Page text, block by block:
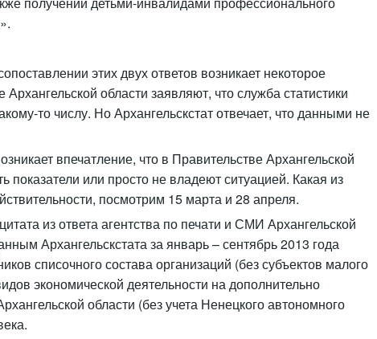
этих двух ответов возникает некоторое
области заявляют, что служба статистики
то числу. Но Архангельскстат отвечает, что данными не
впечатление, что в Правительстве Архангельской
показатели или просто не владеют ситуацией. Какая из
посмотрим 15 марта и 28 апреля.
из ответа агентства по печати и СМИ Архангельской
Архангельскстата за январь – сентябрь 2013 года
списочного состава организаций (без субъектов малого
экономической деятельности на дополнительно
области (без учета Ненецкого автономного